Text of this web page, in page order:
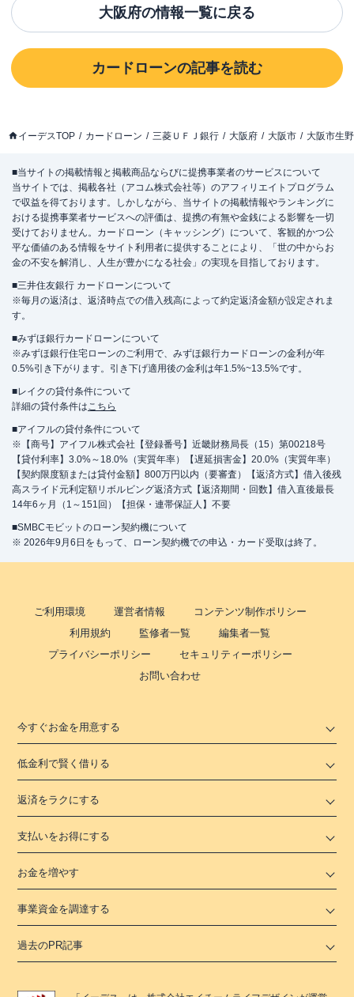
大阪府の情報一覧に戻る
カードローンの記事を読む
イーデスTOP カードローン 三菱ＵＦＪ銀行 大阪府 大阪市 大阪市生
■当サイトの掲載情報と掲載商品ならびに提携事業者のサービスについて
当サイトでは、掲載各社（アコム株式会社等）のアフィリエイトプログラム
で収益を得ております。しかしながら、当サイトの掲載情報やランキングに
おける提携事業者サービスへの評価は、提携の有無や金銭による影響を一切
受けておりません。カードローン（キャッシング）について、客観的かつ公
平な価値のある情報をサイト利用者に提供することにより、「世の中からお
金の不安を解消し、人生が豊かになる社会」の実現を目指しております。
■三井住友銀行 カードローンについて
※毎月の返済は、返済時点での借入残高によって約定返済金額が設定されま
す。
■みずほ銀行カードローンについて
※みずほ銀行住宅ローンのご利用で、みずほ銀行カードローンの金利が年
0.5%引き下がります。引き下げ適用後の金利は年1.5%~13.5%です。
■レイクの貸付条件について
詳細の貸付条件はこちら
■アイフルの貸付条件について
※【商号】アイフル株式会社【登録番号】近畿財務局長（15）第00218号
【貸付利率】3.0%～18.0%（実質年率）【遅延損害金】20.0%（実質年率）
【契約限度額または貸付金額】800万円以内（要審査）【返済方式】借入後残
高スライド元利定額リボルビング返済方式【返済期間・回数】借入直後最長
14年6ヶ月（1～151回）【担保・連帯保証人】不要
■SMBCモビットのローン契約機について
※ 2026年9月6日をもって、ローン契約機での申込・カード受取は終了。
ご利用環境 運営者情報
コンテンツ制作ポリシー
利用規約
監修者一覧
編集者一覧
プライバシーポリシー
セキュリティーポリシー
お問い合わせ
今すぐお金を用意する
低金利で賢く借りる
返済をラクにする
支払いをお得にする
お金を増やす
事業資金を調達する
過去のPR記事